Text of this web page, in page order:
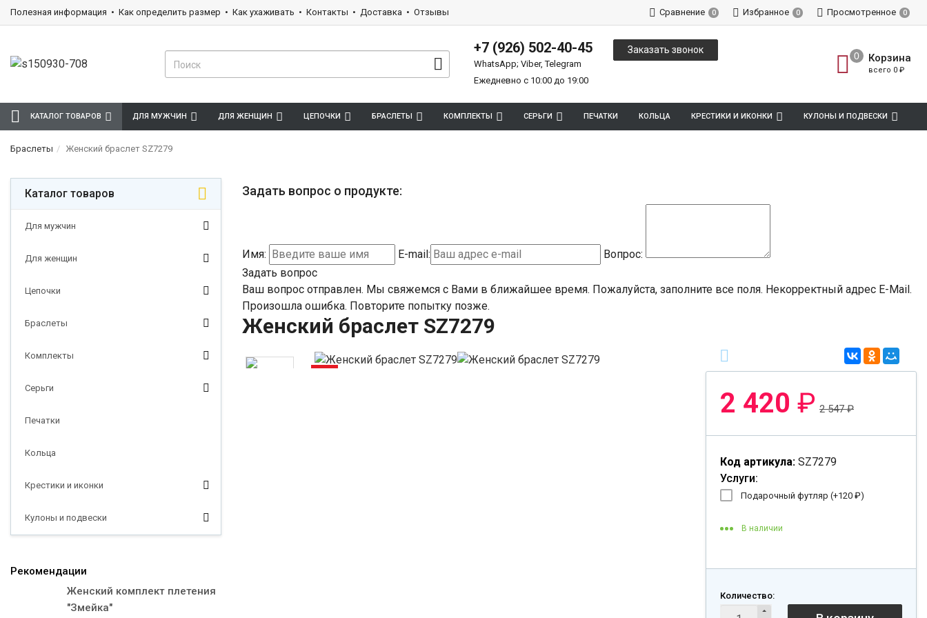
Полезная информация Как определить размер Как ухаживать Контакты Доставка Отзывы Сравнение 0 Избранное 0 Просмотренное 0
+7 (926) 502-40-45
WhatsApp; Viber, Telegram
Ежедневно с 10:00 до 19:00
Заказать звонок
Корзина
всего 0 ₽
КАТАЛОГ ТОВАРОВ ДЛЯ МУЖЧИН ДЛЯ ЖЕНЩИН ЦЕПОЧКИ БРАСЛЕТЫ КОМПЛЕКТЫ СЕРЬГИ ПЕЧАТКИ КОЛЬЦА КРЕСТИКИ И ИКОНКИ КУЛОНЫ И ПОДВЕСКИ
Браслеты Женский браслет SZ7279
Каталог товаров
Для мужчин
Для женщин
Цепочки
Браслеты
Комплекты
Серьги
Печатки
Кольца
Крестики и иконки
Кулоны и подвески
Рекомендации
Женский комплект плетения
"Змейка"
Задать вопрос о продукте:
Имя: E-mail:
Вопрос:
Задать вопрос
Ваш вопрос отправлен. Мы свяжемся с Вами в ближайшее время. Пожалуйста, заполните все поля. Некорректный адрес E-Mail.
Произошла ошибка. Повторите попытку позже.
Женский браслет SZ7279
-5%
2 420 ₽ 2 547₽
Код артикула: SZ7279
Услуги:
Подарочный футляр (+120 ₽)
В наличии
Количество: